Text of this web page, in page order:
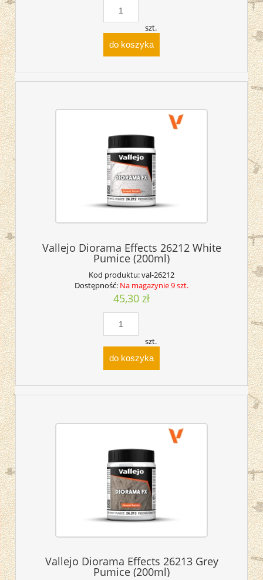
szt.
do koszyka
Vallejo Diorama Effects 26212 White
Pumice (200ml)
Kod produktu:val-26212
Dostępność: Na magazynie 9 szt.
45,30 zł
szt.
do koszyka
Vallejo Diorama Effects 26213 Grey
Pumice (200ml)